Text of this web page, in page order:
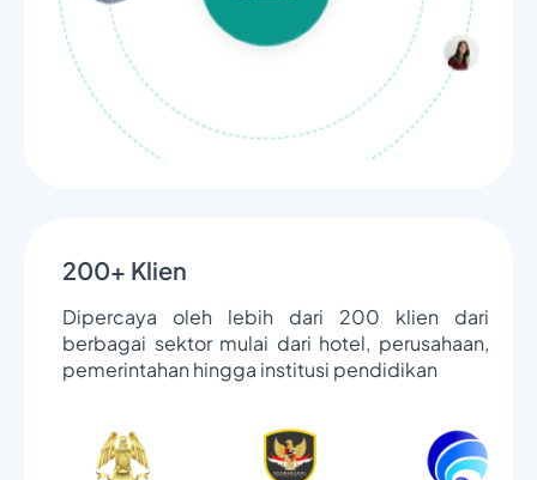
200+ Klien
Dipercaya oleh lebih dari 200 klien dari
berbagai sektor mulai dari hotel, perusahaan,
pemerintahan hingga institusi pendidikan